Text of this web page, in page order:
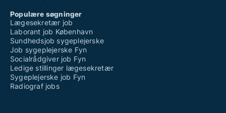
Populære søgninger
Lægesekretær job
Laborant job København
Sundhedsjob sygeplejerske
Job sygeplejerske Fyn
Socialrådgiver job Fyn
Ledige stillinger lægesekretær
Sygeplejerske job Fyn
Radiograf jobs